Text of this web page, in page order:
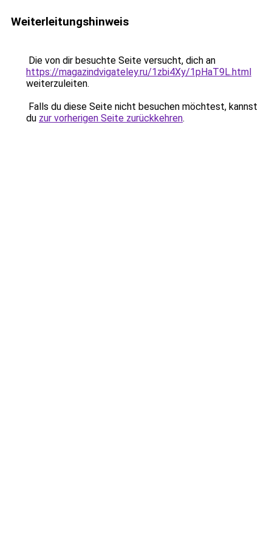
Weiterleitungshinweis
Die von dir besuchte Seite versucht, dich an
https://magazindvigateley.ru/1zbi4Xy/1pHaT9L.html
weiterzuleiten.
Falls du diese Seite nicht besuchen möchtest, kannst
du zur vorherigen Seite zurückkehren.